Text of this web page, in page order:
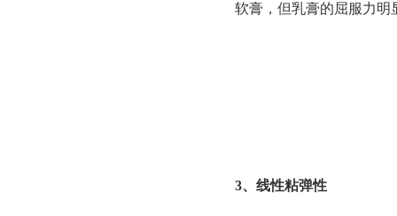
软膏，但乳膏的屈服力明
3、线性粘弹性